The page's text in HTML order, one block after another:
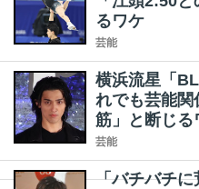
るワケ
芸能
横浜流星「
れでも芸能関
筋」と断じる
芸能
「バチバチ